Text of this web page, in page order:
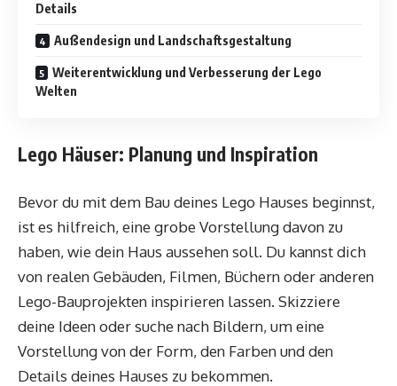
Details
Außendesign und Landschaftsgestaltung
Weiterentwicklung und Verbesserung der Lego
Welten
Lego Häuser: Planung und Inspiration
Bevor du mit dem Bau deines Lego Hauses beginnst,
ist es hilfreich, eine grobe Vorstellung davon zu
haben, wie dein Haus aussehen soll. Du kannst dich
von realen Gebäuden, Filmen, Büchern oder anderen
Lego-Bauprojekten inspirieren lassen. Skizziere
deine Ideen oder suche nach Bildern, um eine
Vorstellung von der Form, den Farben und den
Details deines Hauses zu bekommen.